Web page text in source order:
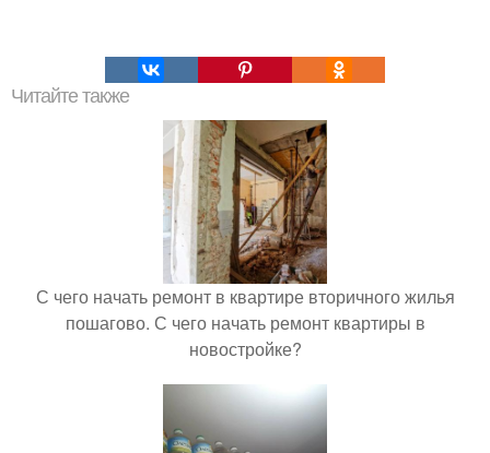
Читайте также
С чего начать ремонт в квартире вторичного жилья
пошагово. С чего начать ремонт квартиры в
новостройке?